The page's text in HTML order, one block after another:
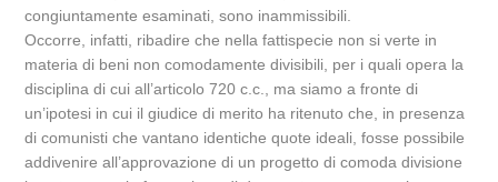
congiuntamente esaminati, sono inammissibili.
Occorre, infatti, ribadire che nella fattispecie non si verte in
materia di beni non comodamente divisibili, per i quali opera la
disciplina di cui all’articolo 720 c.c., ma siamo a fronte di
un’ipotesi in cui il giudice di merito ha ritenuto che, in presenza
di comunisti che vantano identiche quote ideali, fosse possibile
addivenire all’approvazione di un progetto di comoda divisione